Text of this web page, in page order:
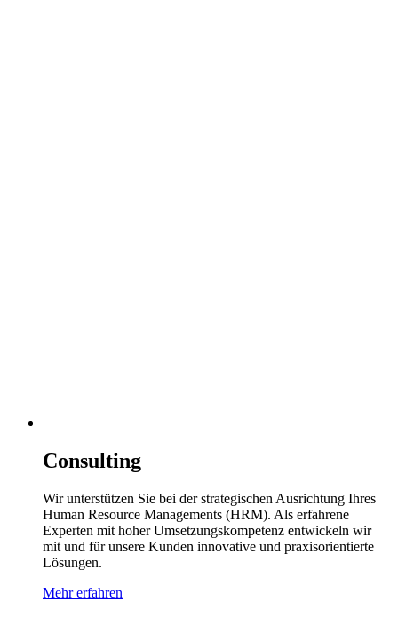
Consulting
Wir unterstützen Sie bei der strategischen Ausrichtung Ihres
Human Resource Managements (HRM). Als erfahrene
Experten mit hoher Umsetzungskompetenz entwickeln wir
mit und für unsere Kunden innovative und praxisorientierte
Lösungen.
Mehr erfahren